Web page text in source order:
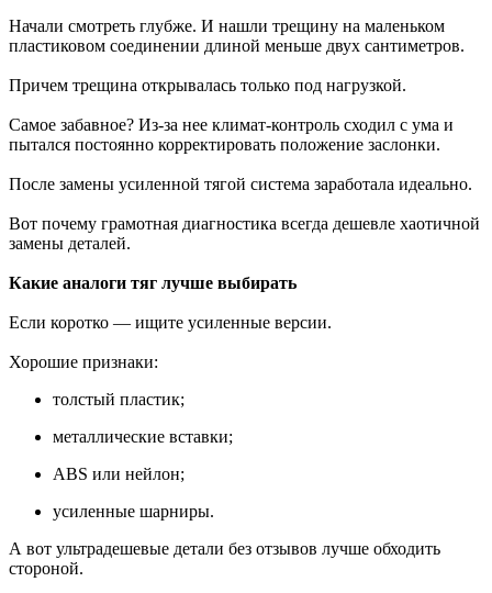
Начали смотреть глубже. И нашли трещину на маленьком
пластиковом соединении длиной меньше двух сантиметров.
Причем трещина открывалась только под нагрузкой.
Самое забавное? Из-за нее климат-контроль сходил с ума и
пытался постоянно корректировать положение заслонки.
После замены усиленной тягой система заработала идеально.
Вот почему грамотная диагностика всегда дешевле хаотичной
замены деталей.
Какие аналоги тяг лучше выбирать
Если коротко — ищите усиленные версии.
Хорошие признаки:
толстый пластик;
металлические вставки;
ABS или нейлон;
усиленные шарниры.
А вот ультрадешевые детали без отзывов лучше обходить
стороной.